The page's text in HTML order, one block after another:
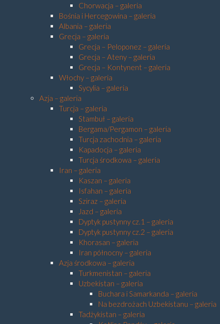
Chorwacja – galeria
Bośnia i Hercegowina – galeria
Albania – galeria
Grecja – galeria
Grecja – Peloponez – galeria
Grecja – Ateny – galeria
Grecja – Kontynent – galeria
Włochy – galeria
Sycylia – galeria
Azja – galeria
Turcja – galeria
Stambuł – galeria
Bergama/Pergamon – galeria
Turcja zachodnia – galeria
Kapadocja – galeria
Turcja środkowa – galeria
Iran – galeria
Kaszan – galeria
Isfahan – galeria
Sziraz – galeria
Jazd – galeria
Dyptyk pustynny cz.1 – galeria
Dyptyk pustynny cz.2 – galeria
Khorasan – galeria
Iran północny – galeria
Azja środkowa – galeria
Turkmenistan – galeria
Uzbekistan – galeria
Buchara i Samarkanda – galeria
Na bezdrożach Uzbekistanu – galeria
Tadżykistan – galeria